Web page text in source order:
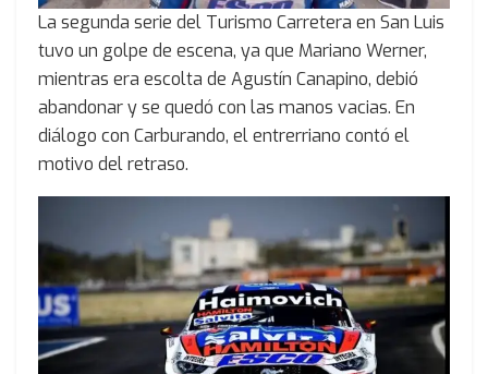
La segunda serie del Turismo Carretera en San Luis
tuvo un golpe de escena, ya que Mariano Werner,
mientras era escolta de Agustín Canapino, debió
abandonar y se quedó con las manos vacias. En
diálogo con Carburando, el entrerriano contó el
motivo del retraso.